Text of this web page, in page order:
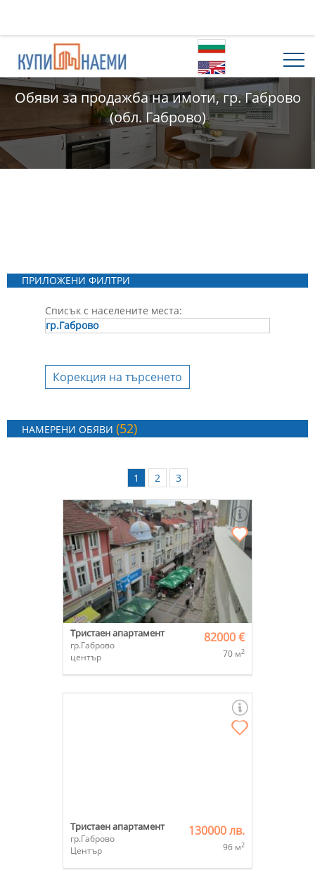
Обяви за продажба на имоти, гр. Габрово
(обл. Габрово)
ПРИЛОЖЕНИ ФИЛТРИ
Списък с населените места:
гр.Габрово
Корекция на търсенето
НАМЕРЕНИ ОБЯВИ(52)
1 2 3
Тристаен апартамент
гр.Габрово
център
82000 €
70 м2
Тристаен апартамент
гр.Габрово
Център
130000 лв.
96 м2